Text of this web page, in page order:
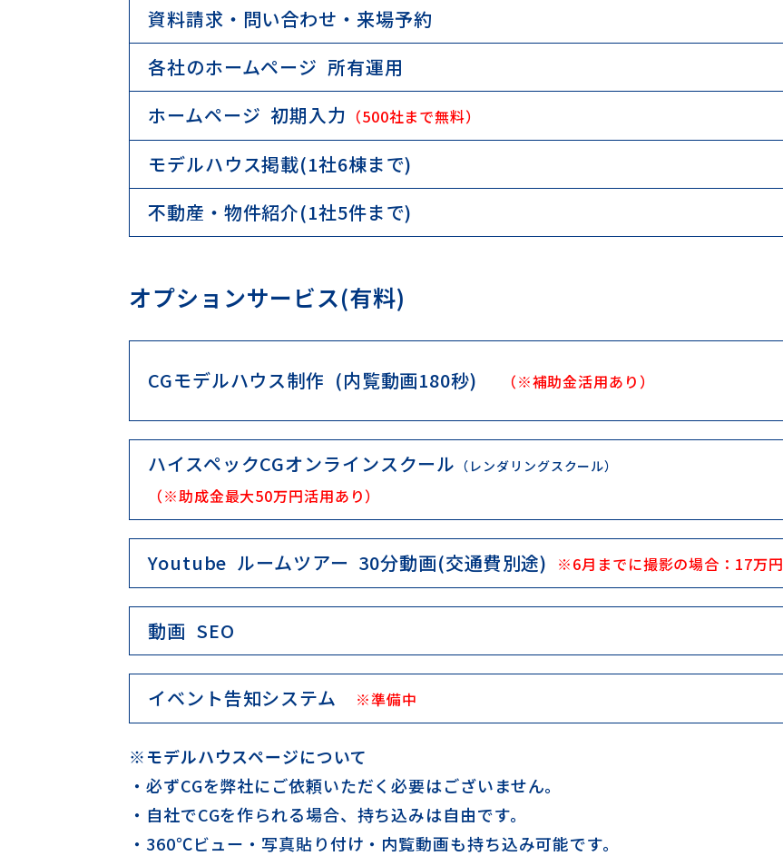
資料請求・問い合わせ・来場予約
各社のホームページ 所有運用
ホームページ 初期入力 （500社まで無料）
モデルハウス掲載(1社6棟まで)
不動産・物件紹介(1社5件まで)
オプションサービス(有料)
CGモデルハウス制作 (内覧動画180秒) （※補助金活用あり）
ハイスペックCGオンラインスクール （レンダリングスクール）
（※助成金最大50万円活用あり）
Youtube ルームツアー 30分動画(交通費別途) ※6月までに撮影の場合：17万円
動画 SEO
イベント告知システム ※準備中
※モデルハウスページについて
・必ずCGを弊社にご依頼いただく必要はございません。
・自社でCGを作られる場合、持ち込みは自由です。
・360℃ビュー・写真貼り付け・内覧動画も持ち込み可能です。